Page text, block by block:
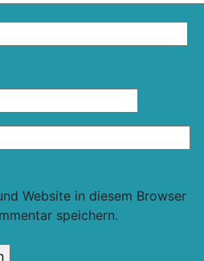
Website in diesem Browser
speichern.